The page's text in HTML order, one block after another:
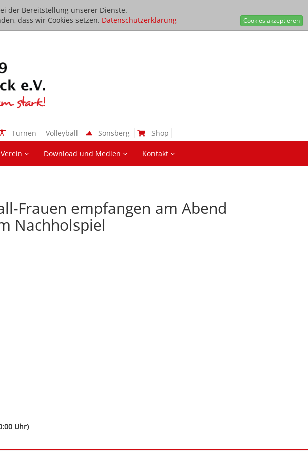
der Bereitstellung unserer Dienste.
dass wir Cookies setzen. Datenschutzerklärung Cookies akzeptieren
Turnen Volleyball Sonsberg Shop
Download und Medien Kontakt
Frauen empfangen am Abend
Nachholspiel
Uhr)